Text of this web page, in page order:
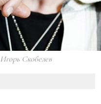
Игорь Скобелев